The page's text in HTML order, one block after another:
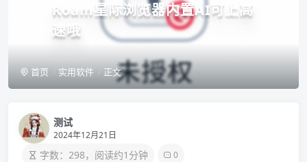
Roam星际浏览器内置AI可上高
速哦
首页 实用软件 正文
测试
2024年12月21日
字数：298，阅读约1分钟 0